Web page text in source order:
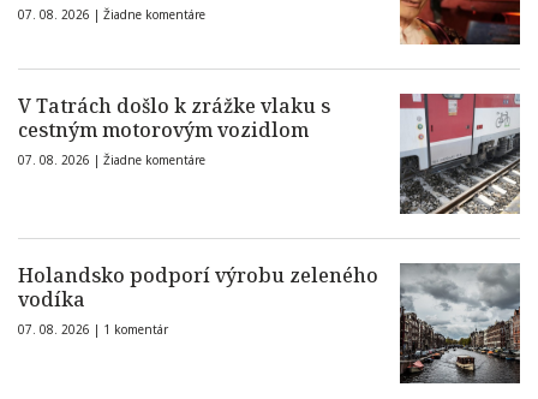
07. 08. 2026 | Žiadne komentáre
V Tatrách došlo k zrážke vlaku s
cestným motorovým vozidlom
07. 08. 2026 | Žiadne komentáre
Holandsko podporí výrobu zeleného
vodíka
07. 08. 2026 | 1 komentár